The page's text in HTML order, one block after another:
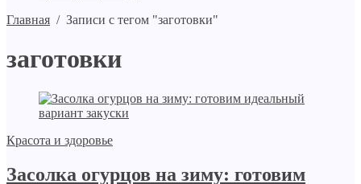
Главная / Записи с тегом "заготовки"
заготовки
Красота и здоровье
Засолка огурцов на зиму: готовим